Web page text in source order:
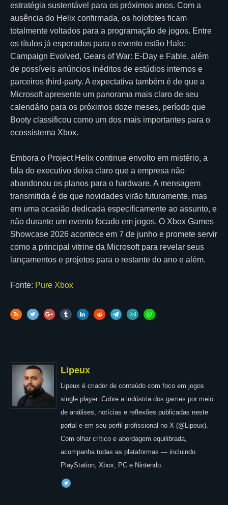
estratégia sustentável para os próximos anos. Com a
ausência do Helix confirmada, os holofotes ficam
totalmente voltados para a programação de jogos. Entre
os títulos já esperados para o evento estão Halo:
Campaign Evolved, Gears of War: E-Day e Fable, além
de possíveis anúncios inéditos de estúdios internos e
parceiros third-party. A expectativa também é de que a
Microsoft apresente um panorama mais claro de seu
calendário para os próximos doze meses, período que
Booty classificou como um dos mais importantes para o
ecossistema Xbox.
Embora o Project Helix continue envolto em mistério, a
fala do executivo deixa claro que a empresa não
abandonou os planos para o hardware. A mensagem
transmitida é de que novidades virão futuramente, mas
em uma ocasião dedicada especificamente ao assunto, e
não durante um evento focado em jogos. O Xbox Games
Showcase 2026 acontece em 7 de junho e promete servir
como a principal vitrine da Microsoft para revelar seus
lançamentos e projetos para o restante do ano e além.
Fonte: Pure Xbox
Lipeux
Lipeux é criador de conteúdo com foco em jogos
single player. Cobre a indústria dos games por meio
de análises, notícias e reflexões publicadas neste
portal e em seu perfil profissional no X (@Lipeux).
Com olhar crítico e abordagem equilibrada,
acompanha todas as plataformas — incluindo
PlayStation, Xbox, PC e Nintendo.